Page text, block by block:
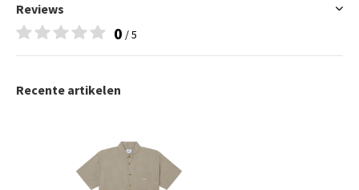
Reviews
0 / 5
Recente artikelen